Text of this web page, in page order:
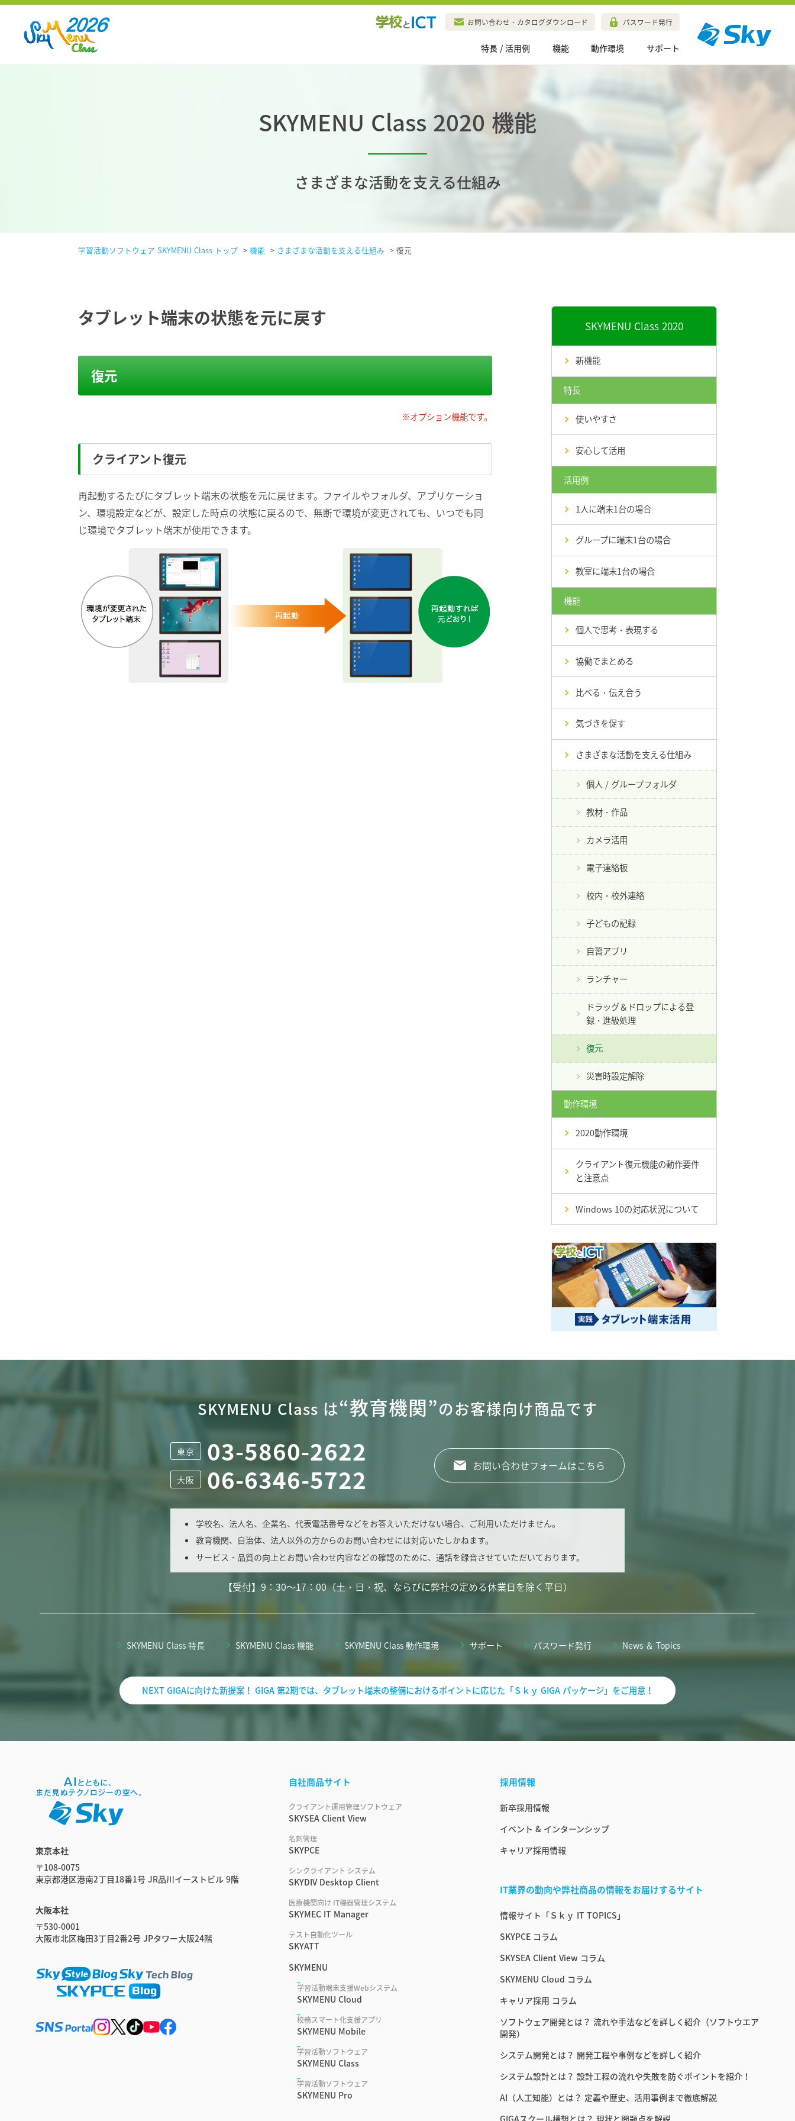
お問い合わせ・カタログダウンロード パスワード発行
特長 / 活用例 機能 動作環境 サポート
SKYMENU Class 2020 機能
さまざまな活動を支える仕組み
学習活動ソフトウェア SKYMENU Class トップ > 機能 > さまざまな活動を支える仕組み > 復元
タブレット端末の状態を元に戻す
復元
※オプション機能です。
クライアント復元
再起動するたびにタブレット端末の状態を元に戻せます。ファイルやフォルダ、アプリケーショ
ン、環境設定などが、設定した時点の状態に戻るので、無断で環境が変更されても、いつでも同
じ環境でタブレット端末が使用できます。
SKYMENU Class 2020
新機能
特長
使いやすさ
安心して活用
活用例
1人に端末1台の場合
グループに端末1台の場合
教室に端末1台の場合
機能
個人で思考・表現する
協働でまとめる
比べる・伝え合う
気づきを促す
さまざまな活動を支える仕組み
個人 / グループフォルダ
教材・作品
カメラ活用
電子連絡板
校内・校外連絡
子どもの記録
自習アプリ
ランチャー
ドラッグ＆ドロップによる登
録・進級処理
復元
災害時設定解除
動作環境
2020動作環境
クライアント復元機能の動作要件
と注意点
Windows 10の対応状況について
SKYMENU Class は“教育機関”のお客様向け商品です
東京 03-5860-2622
大阪 06-6346-5722 お問い合わせフォームはこちら
学校名、法人名、企業名、代表電話番号などをお答えいただけない場合、ご利用いただけません。
教育機関、自治体、法人以外の方からのお問い合わせには対応いたしかねます。
サービス・品質の向上とお問い合わせ内容などの確認のために、通話を録音させていただいております。
【受付】9：30～17：00（土・日・祝、ならびに弊社の定める休業日を除く平日）
SKYMENU Class 特長 SKYMENU Class 機能 SKYMENU Class 動作環境 サポート パスワード発行 News ＆ Topics
NEXT GIGAに向けた新提案！ GIGA 第2期では、タブレット端末の整備におけるポイントに応じた「Ｓｋｙ GIGA パッケージ」をご用意！
東京本社
〒108-0075
東京都港区港南2丁目18番1号 JR品川イーストビル 9階
大阪本社
〒530-0001
大阪市北区梅田3丁目2番2号 JPタワー大阪24階
自社商品サイト
クライアント運用管理ソフトウェア
SKYSEA Client View
名刺管理
SKYPCE
シンクライアント システム
SKYDIV Desktop Client
医療機関向け IT機器管理システム
SKYMEC IT Manager
テスト自動化ツール
SKYATT
SKYMENU
学習活動端末支援Webシステム
SKYMENU Cloud
校務スマート化支援アプリ
SKYMENU Mobile
学習活動ソフトウェア
SKYMENU Class
学習活動ソフトウェア
SKYMENU Pro
採用情報
新卒採用情報
イベント & インターンシップ
キャリア採用情報
IT業界の動向や弊社商品の情報をお届けするサイト
情報サイト「Ｓｋｙ IT TOPICS」
SKYPCE コラム
SKYSEA Client View コラム
SKYMENU Cloud コラム
キャリア採用 コラム
ソフトウェア開発とは？ 流れや手法などを詳しく紹介（ソフトウエア
開発）
システム開発とは？ 開発工程や事例などを詳しく紹介
システム設計とは？ 設計工程の流れや失敗を防ぐポイントを紹介！
AI（人工知能）とは？ 定義や歴史、活用事例まで徹底解説